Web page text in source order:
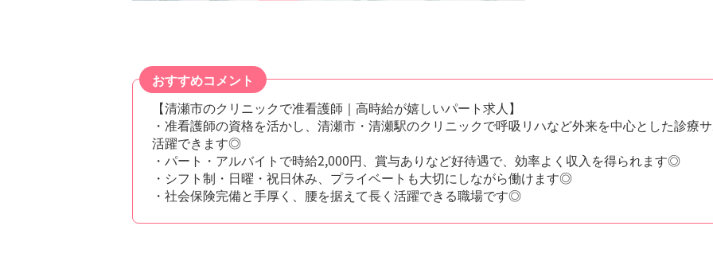
おすすめコメント
【清瀬市のクリニックで准看護師｜高時給が嬉しいパート求人】
・准看護師の資格を活かし、清瀬市・清瀬駅のクリニックで呼吸リハなど外来を中心とした診療
活躍できます◎
・パート・アルバイトで時給2,000円、賞与ありなど好待遇で、効率よく収入を得られます◎
・シフト制・日曜・祝日休み、プライベートも大切にしながら働けます◎
・社会保険完備と手厚く、腰を据えて長く活躍できる職場です◎